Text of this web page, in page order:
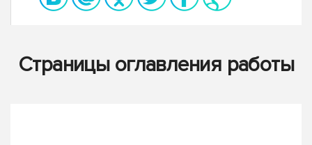
Страницы оглавления работы